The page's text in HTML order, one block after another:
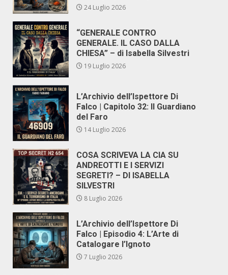
24 Luglio 2026
“GENERALE CONTRO
GENERALE. IL CASO DALLA
CHIESA” – di Isabella Silvestri
19 Luglio 2026
L’Archivio dell’Ispettore Di
Falco | Capitolo 32: Il Guardiano
del Faro
14 Luglio 2026
COSA SCRIVEVA LA CIA SU
ANDREOTTI E I SERVIZI
SEGRETI? – DI ISABELLA
SILVESTRI
8 Luglio 2026
L’Archivio dell’Ispettore Di
Falco | Episodio 4: L’Arte di
Catalogare l’Ignoto
7 Luglio 2026